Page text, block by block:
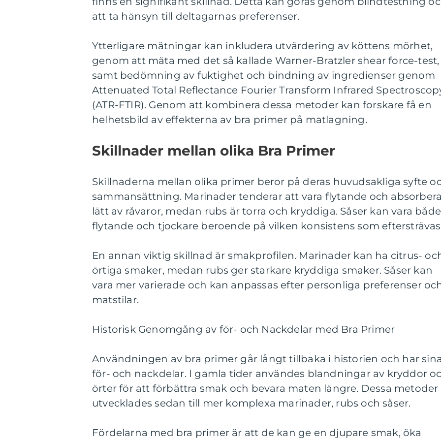
att ta hänsyn till deltagarnas preferenser.
Ytterligare mätningar kan inkludera utvärdering av köttens mörhet,
genom att mäta med det så kallade Warner-Bratzler shear force-test,
samt bedömning av fuktighet och bindning av ingredienser genom
Attenuated Total Reflectance Fourier Transform Infrared
(ATR-FTIR). Genom att kombinera dessa metoder kan forskare få en
helhetsbild av effekterna av bra primer på matlagning.
Skillnader mellan olika Bra Primer
Skillnaderna mellan olika primer beror på deras huvudsakliga syfte
sammansättning. Marinader tenderar att vara flytande och
lätt av råvaror, medan rubs är torra och kryddiga. Såser kan vara både
flytande och tjockare beroende på vilken konsistens som
En annan viktig skillnad är smakprofilen. Marinader kan ha citrus-
örtiga smaker, medan rubs ger starkare kryddiga smaker. Såser kan
vara mer varierade och kan anpassas efter personliga preferenser
matstilar.
Historisk Genomgång av för- och Nackdelar med Bra Primer
Användningen av bra primer går långt tillbaka i historien och har sina
för- och nackdelar. I gamla tider användes blandningar av kryddor
örter för att förbättra smak och bevara maten längre. Dessa metoder
utvecklades sedan till mer komplexa marinader, rubs och såser.
Fördelarna med bra primer är att de kan ge en djupare smak, öka